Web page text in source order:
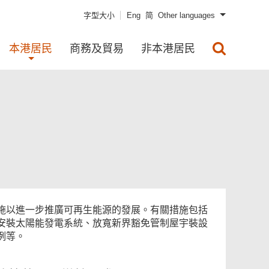
字型大小 Eng 简 Other languages
本港居民 商務及貿易 非本港居民
進一步推廣可再生能源的發展。有關措施包括
太陽能發電系統、放寬新界豁免管制屋宇裝設
等。